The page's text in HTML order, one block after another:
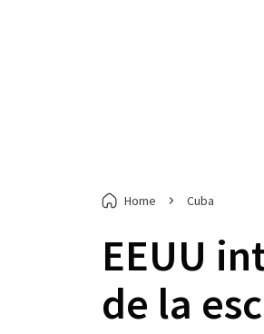
Home Cuba
EEUU
de la